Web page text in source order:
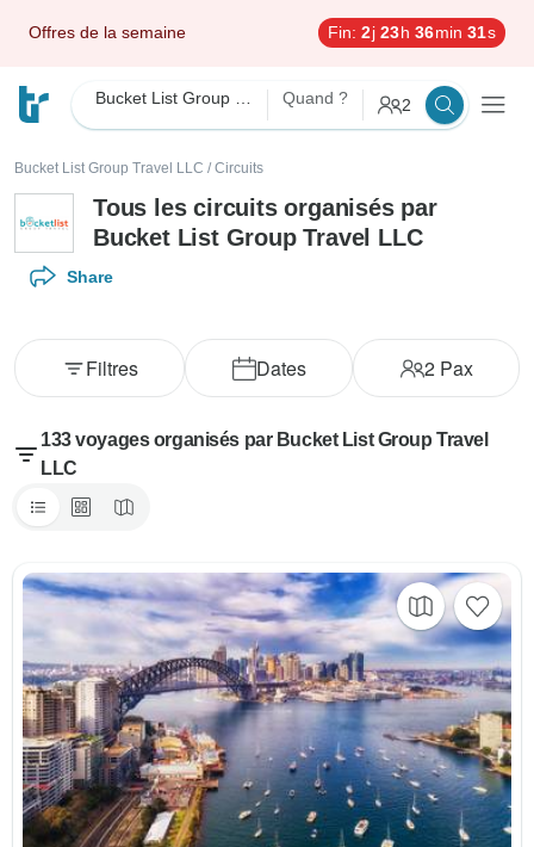
Offres de la semaine Fin: 2j 23h 36min 29s
Quand ? 2
Bucket List Group Travel LLC / Circuits
Tous les circuits organisés par
Bucket List Group Travel LLC
Share
Dates 2Pax
Filtres
133 voyages organisés par Bucket List Group Travel
LLC